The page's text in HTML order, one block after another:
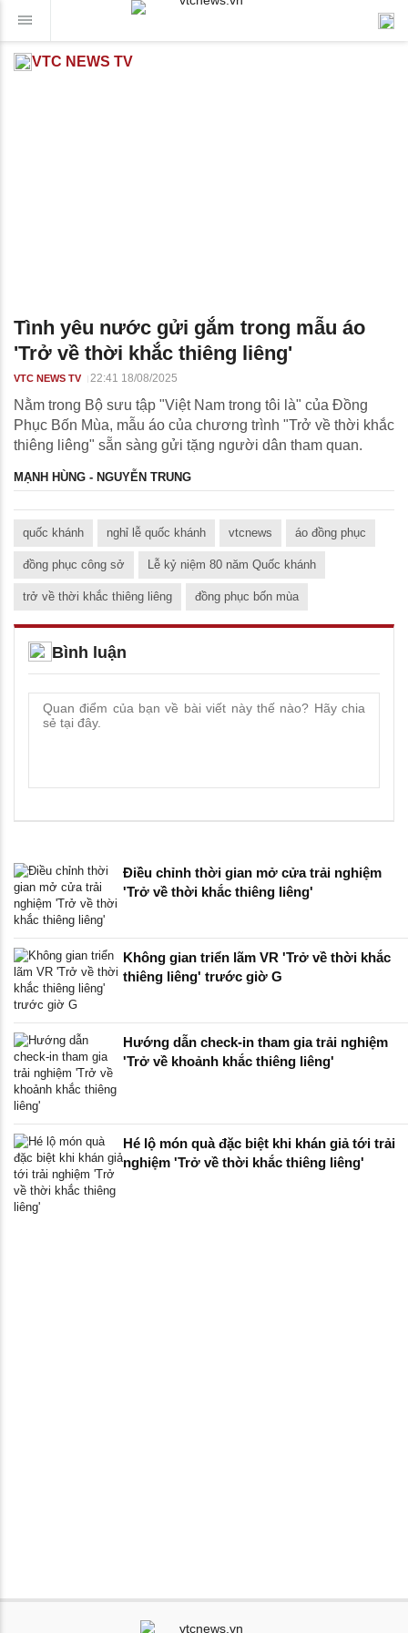
VTC NEWS TV
Tình yêu nước gửi gắm trong mẫu áo
'Trở về thời khắc thiêng liêng'
VTC NEWS TV 22:41 18/08/2025
Nằm trong Bộ sưu tập "Việt Nam trong tôi là" của Đồng
Phục Bốn Mùa, mẫu áo của chương trình "Trở về thời khắc
thiêng liêng" sẵn sàng gửi tặng người dân tham quan.
MẠNH HÙNG - NGUYỄN TRUNG
quốc khánh nghỉ lễ quốc khánh vtcnews áo đồng phục
đồng phục công sở Lễ kỷ niệm 80 năm Quốc khánh
trở về thời khắc thiêng liêng đồng phục bốn mùa
Bình luận
Điều chỉnh thời gian mở cửa trải nghiệm
'Trở về thời khắc thiêng liêng'
Không gian triển lãm VR 'Trở về thời khắc
thiêng liêng' trước giờ G
Hướng dẫn check-in tham gia trải nghiệm
'Trở về khoảnh khắc thiêng liêng'
Hé lộ món quà đặc biệt khi khán giả tới trải
nghiệm 'Trở về thời khắc thiêng liêng'